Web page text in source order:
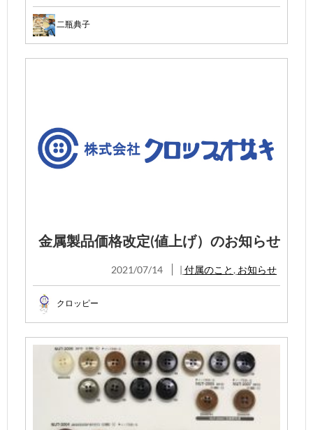
二瓶典子
金属製品価格改定(値上げ）のお知らせ
2021/07/14 | 付属のこと , お知らせ
クロッピー